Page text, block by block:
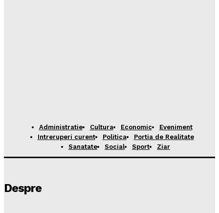
Administratie Cultura Economic
Eveniment
Intreruperi curent
Politica
Portia de Realitate
Sanatate
Social Sport Ziar
Despre